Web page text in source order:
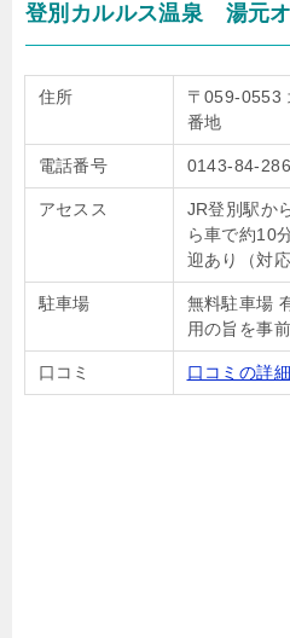
登別カルルス温泉 湯元オ
住所
〒059-0553
番地
電話番号 0143-84-
アセスス
JR登別駅か
ら車で約10
迎あり（対
駐車場
無料駐車場
用の旨を事
口コミ 口コミの詳